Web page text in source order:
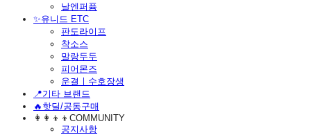
날엔퍼퓸
​✨유니드 ETC
판도라이프
착소스
말랑두두
피어몬즈
운결ㅣ수호장생
📍기타 브랜드
🔥핫딜/공동구매
👩‍👩‍👦‍👦COMMUNITY
공지사항